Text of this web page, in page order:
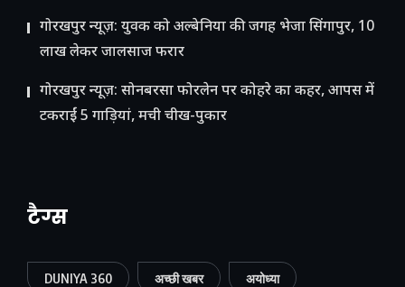
गोरखपुर न्यूज़: युवक को अल्बेनिया की जगह भेजा सिंगापुर, 10
लाख लेकर जालसाज फरार
गोरखपुर न्यूज़: सोनबरसा फोरलेन पर कोहरे का कहर, आपस में
टकराईं 5 गाड़ियां, मची चीख-पुकार
टैग्स
DUNIYA 360 अच्छी खबर अयोध्या